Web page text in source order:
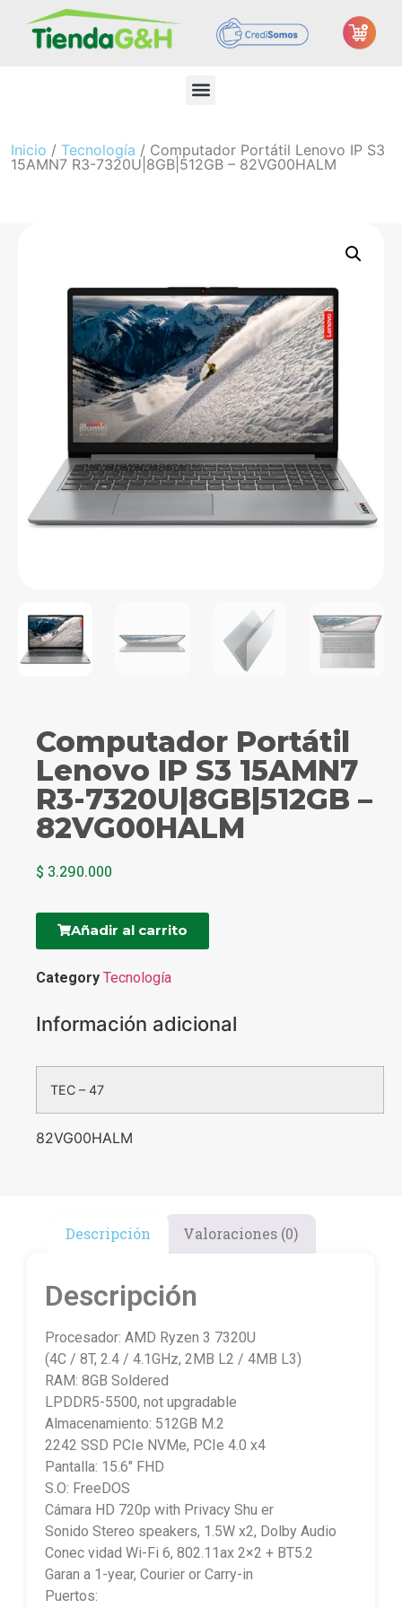
Inicio / Tecnología / Computador Portátil Lenovo IP S3
15AMN7 R3-7320U|8GB|512GB – 82VG00HALM
Computador Portátil
Lenovo IP S3 15AMN7
R3-7320U|8GB|512GB –
82VG00HALM
$ 3.290.000
Añadir al carrito
Category Tecnología
Información adicional
TEC – 47
82VG00HALM
Descripción Valoraciones (0)
Descripción
Procesador: AMD Ryzen 3 7320U
(4C / 8T, 2.4 / 4.1GHz, 2MB L2 / 4MB L3)
RAM: 8GB Soldered
LPDDR5-5500, not upgradable
Almacenamiento: 512GB M.2
2242 SSD PCIe NVMe, PCIe 4.0 x4
Pantalla: 15.6″ FHD
S.O: FreeDOS
Cámara HD 720p with Privacy Shu er
Sonido Stereo speakers, 1.5W x2, Dolby Audio
Conec vidad Wi-Fi 6, 802.11ax 2×2 + BT5.2
Garan a 1-year, Courier or Carry-in
Puertos: